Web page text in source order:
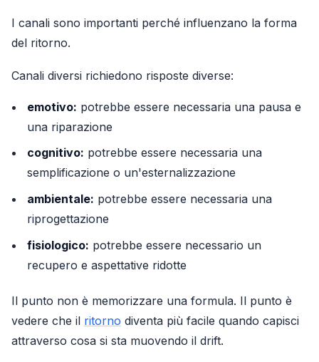
I canali sono importanti perché influenzano la forma
del ritorno.
Canali diversi richiedono risposte diverse:
emotivo: potrebbe essere necessaria una pausa e
una riparazione
cognitivo: potrebbe essere necessaria una
semplificazione o un'esternalizzazione
ambientale: potrebbe essere necessaria una
riprogettazione
fisiologico: potrebbe essere necessario un
recupero e aspettative ridotte
Il punto non è memorizzare una formula. Il punto è
vedere che il ritorno diventa più facile quando capisci
attraverso cosa si sta muovendo il drift.